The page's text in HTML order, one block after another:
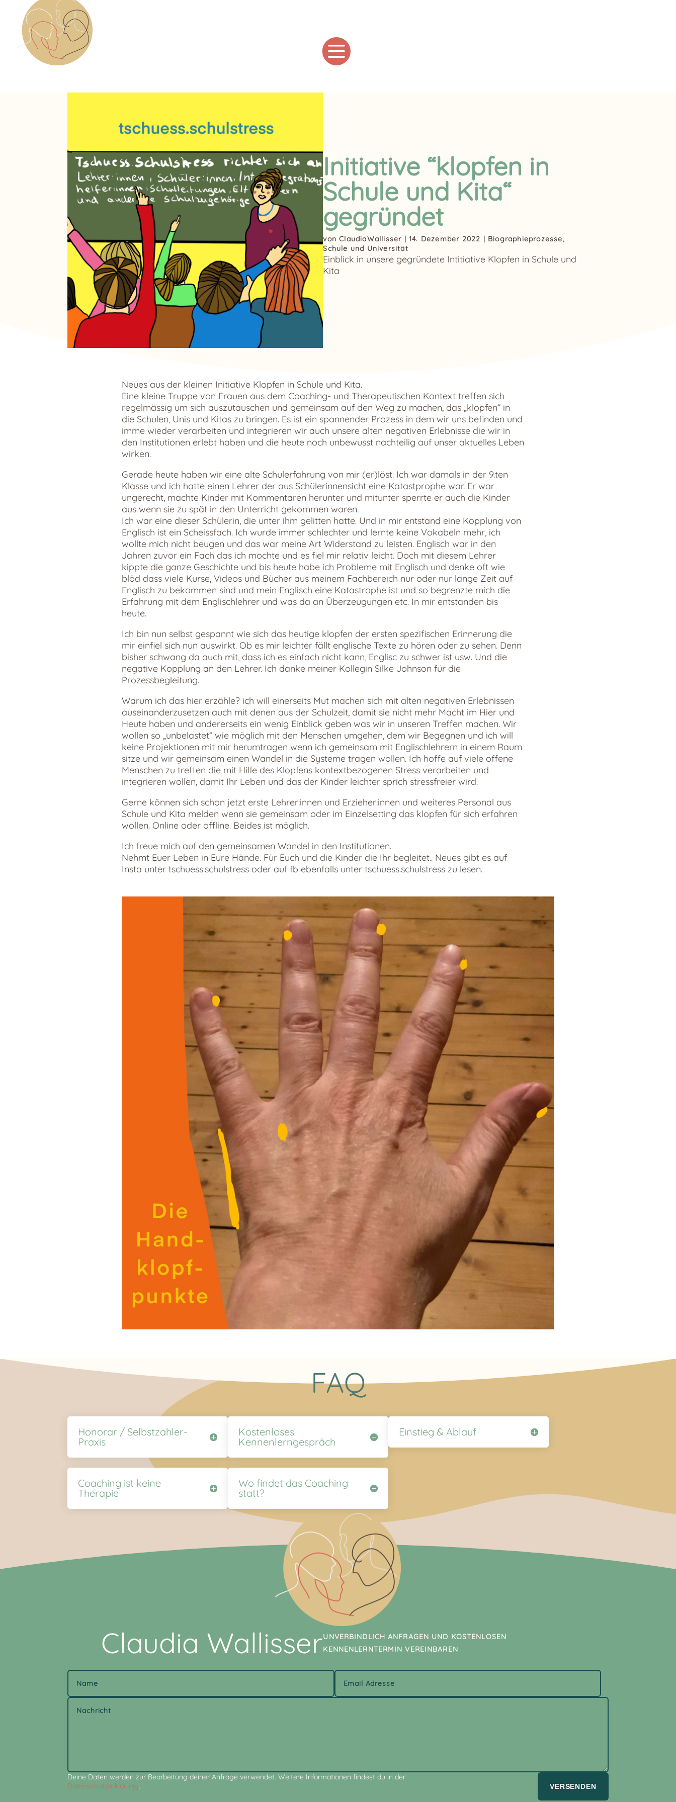

Initiative “klopfen in
Schule und Kita“
gegründet
vonClaudiaWallisser |14. Dezember 2022 | Biographieprozesse,
Schule und Universität
Einblick in unsere gegründete Intitiative Klopfen in Schule und
Kita
Neues aus der kleinen Initiative Klopfen in Schule und Kita.
Eine kleine Truppe von Frauen aus dem Coaching- und Therapeutischen Kontext treffen sich
regelmässig um sich auszutauschen und gemeinsam auf den Weg zu machen, das „klopfen“ in
die Schulen, Unis und Kitas zu bringen. Es ist ein spannender Prozess in dem wir uns befinden und
imme wieder verarbeiten und integrieren wir auch unsere alten negativen Erlebnisse die wir in
den Institutionen erlebt haben und die heute noch unbewusst nachteilig auf unser aktuelles Leben
wirken.
Gerade heute haben wir eine alte Schulerfahrung von mir (er)löst. Ich war damals in der 9.ten
Klasse und ich hatte einen Lehrer der aus Schülerinnensicht eine Katastprophe war. Er war
ungerecht, machte Kinder mit Kommentaren herunter und mitunter sperrte er auch die Kinder
aus wenn sie zu spät in den Unterricht gekommen waren.
Ich war eine dieser Schülerin, die unter ihm gelitten hatte. Und in mir entstand eine Kopplung von
Englisch ist ein Scheissfach. Ich wurde immer schlechter und lernte keine Vokabeln mehr, ich
wollte mich nicht beugen und das war meine Art Widerstand zu leisten. Englisch war in den
Jahren zuvor ein Fach das ich mochte und es fiel mir relativ leicht. Doch mit diesem Lehrer
kippte die ganze Geschichte und bis heute habe ich Probleme mit Englisch und denke oft wie
blöd dass viele Kurse, Videos und Bücher aus meinem Fachbereich nur oder nur lange Zeit auf
Englisch zu bekommen sind und mein Englisch eine Katastrophe ist und so begrenzte mich die
Erfahrung mit dem Englischlehrer und was da an Überzeugungen etc. In mir entstanden bis
heute.
Ich bin nun selbst gespannt wie sich das heutige klopfen der ersten spezifischen Erinnerung die
mir einfiel sich nun auswirkt. Ob es mir leichter fällt englische Texte zu hören oder zu sehen. Denn
bisher schwang da auch mit, dass ich es einfach nicht kann, Englisc zu schwer ist usw. Und die
negative Kopplung an den Lehrer. Ich danke meiner Kollegin Silke Johnson für die
Prozessbegleitung.
Warum ich das hier erzähle? ich will einerseits Mut machen sich mit alten negativen Erlebnissen
auseinanderzusetzen auch mit denen aus der Schulzeit, damit sie nicht mehr Macht im Hier und
Heute haben und andererseits ein wenig Einblick geben was wir in unseren Treffen machen. Wir
wollen so „unbelastet“ wie möglich mit den Menschen umgehen, dem wir Begegnen und ich will
keine Projektionen mit mir herumtragen wenn ich gemeinsam mit Englischlehrern in einem Raum
sitze und wir gemeinsam einen Wandel in die Systeme tragen wollen. Ich hoffe auf viele offene
Menschen zu treffen die mit Hilfe des Klopfens kontextbezogenen Stress verarbeiten und
integrieren wollen, damit Ihr Leben und das der Kinder leichter sprich stressfreier wird.
Gerne können sich schon jetzt erste Lehrer:innen und Erzieher:innen und weiteres Personal aus
Schule und Kita melden wenn sie gemeinsam oder im Einzelsetting das klopfen für sich erfahren
wollen. Online oder offline. Beides ist möglich.
Ich freue mich auf den gemeinsamen Wandel in den Institutionen.
Nehmt Euer Leben in Eure Hände. Für Euch und die Kinder die Ihr begleitet.. Neues gibt es auf
Insta unter tschuess.schulstress oder auf fb ebenfalls unter tschuess.schulstress zu lesen.
FAQ
Honorar / Selbstzahler-
Praxis
Kostenloses
Kennenlerngespräch
Einstieg & Ablauf
Coaching ist keine
Therapie
Wo findet das Coaching
statt?
Claudia WallisserUNVERBINDLICH ANFRAGEN UND KOSTENLOSEN
KENNENLERNTERMIN VEREINBAREN
Deine Daten werden zur Bearbeitung deiner Anfrage verwendet. Weitere Informationen findest du in der
Datenschutzerklärung. VERSENDEN
Alternative: